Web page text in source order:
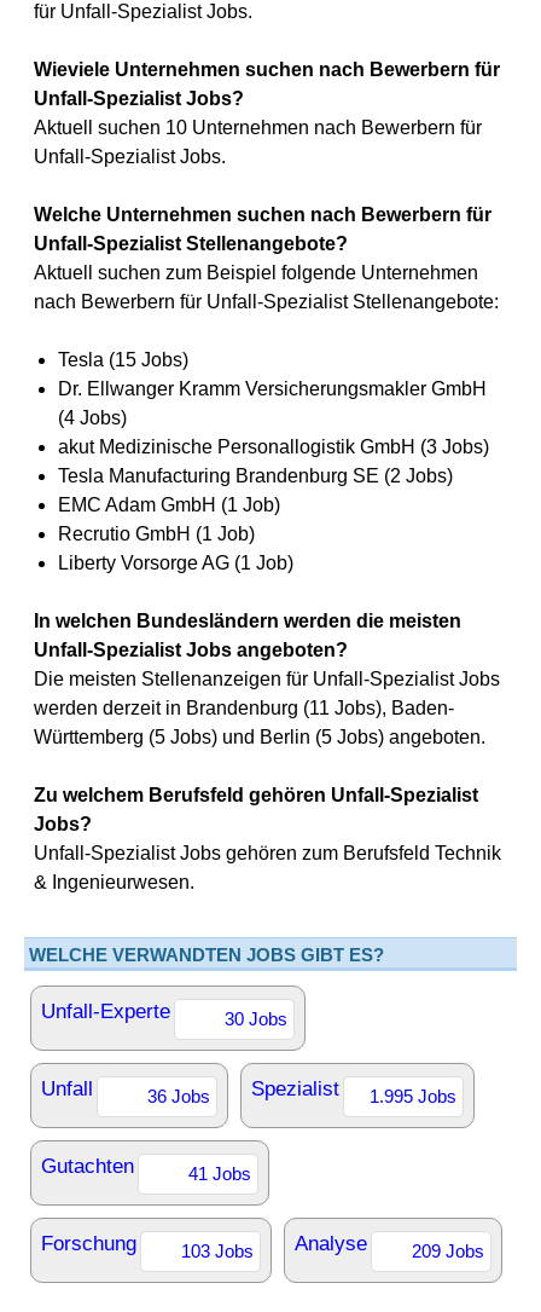
für Unfall-Spezialist Jobs.
Wieviele Unternehmen suchen nach Bewerbern für
Unfall-Spezialist Jobs?
Aktuell suchen 10 Unternehmen nach Bewerbern für
Unfall-Spezialist Jobs.
Welche Unternehmen suchen nach Bewerbern für
Unfall-Spezialist Stellenangebote?
Aktuell suchen zum Beispiel folgende Unternehmen
nach Bewerbern für Unfall-Spezialist Stellenangebote:
Tesla (15 Jobs)
Dr. Ellwanger Kramm Versicherungsmakler GmbH
(4 Jobs)
akut Medizinische Personallogistik GmbH (3 Jobs)
Tesla Manufacturing Brandenburg SE (2 Jobs)
EMC Adam GmbH (1 Job)
Recrutio GmbH (1 Job)
Liberty Vorsorge AG (1 Job)
In welchen Bundesländern werden die meisten
Unfall-Spezialist Jobs angeboten?
Die meisten Stellenanzeigen für Unfall-Spezialist Jobs
werden derzeit in Brandenburg (11 Jobs), Baden-
Württemberg (5 Jobs) und Berlin (5 Jobs) angeboten.
Zu welchem Berufsfeld gehören Unfall-Spezialist
Jobs?
Unfall-Spezialist Jobs gehören zum Berufsfeld Technik
& Ingenieurwesen.
WELCHE VERWANDTEN JOBS GIBT ES?
Unfall-Experte 30 Jobs
Unfall 36 Jobs Spezialist 1.995 Jobs
Gutachten 41 Jobs
Forschung 103 Jobs Analyse 209 Jobs